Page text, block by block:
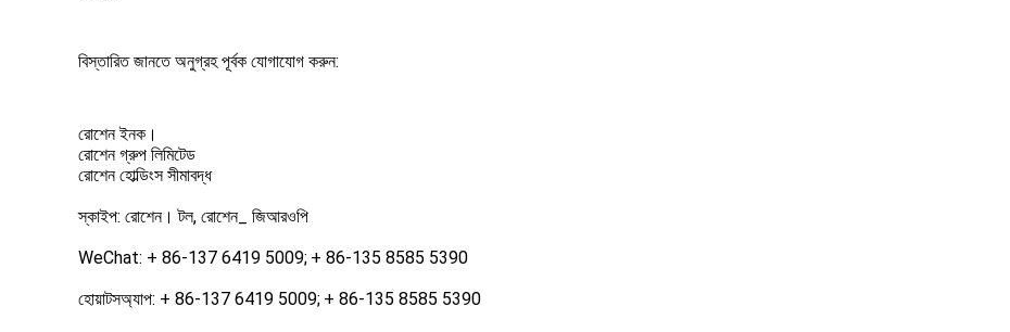
বিস্তারিত জানতে অনুগ্রহ পূর্বক যোগাযোগ করুন:
রোশেন ইনক।
রোশেন গ্রুপ লিমিটেড
রোশেন হোল্ডিংস সীমাবদ্ধ
স্কাইপ: রোশেন। টল, রোশেন_ জিআরওপি
WeChat: + 86-137 6419 5009; + 86-135 8585 5390
হোয়াটসঅ্যাপ: + 86-137 6419 5009; + 86-135 8585 5390